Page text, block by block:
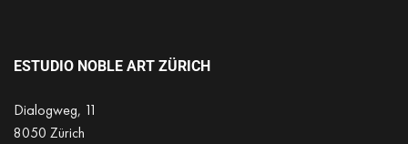
ESTUDIO NOBLE ART ZÜRICH
Dialogweg, 11
8050 Zürich